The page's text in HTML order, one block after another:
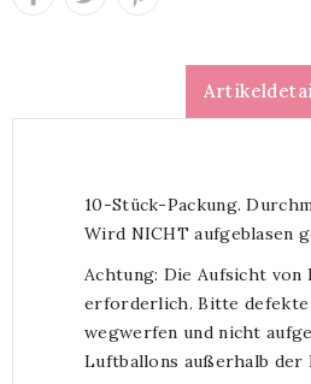
10-Stück-Packung.
Wird NICHT aufgeblasen
Achtung: Die Aufsicht von
erforderlich. Bitte defekte
wegwerfen und nicht
Luftballons außerhalb der